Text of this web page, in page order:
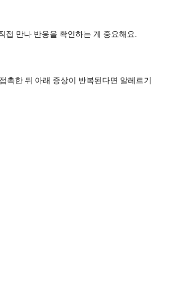
접 만나 반응을 확인하는 게 중요해요.
한 뒤 아래 증상이 반복된다면 알레르기